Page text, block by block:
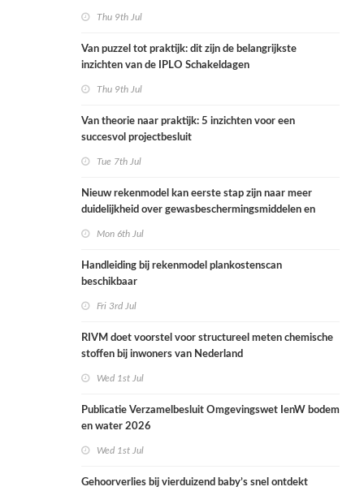
Thu 9th Jul
Van puzzel tot praktijk: dit zijn de belangrijkste
inzichten van de IPLO Schakeldagen
Thu 9th Jul
Van theorie naar praktijk: 5 inzichten voor een
succesvol projectbesluit
Tue 7th Jul
Nieuw rekenmodel kan eerste stap zijn naar meer
duidelijkheid over gewasbeschermingsmiddelen en
Mon 6th Jul
Handleiding bij rekenmodel plankostenscan
beschikbaar
Fri 3rd Jul
RIVM doet voorstel voor structureel meten chemische
stoffen bij inwoners van Nederland
Wed 1st Jul
Publicatie Verzamelbesluit Omgevingswet IenW bodem
en water 2026
Wed 1st Jul
Gehoorverlies bij vierduizend baby’s snel ontdekt